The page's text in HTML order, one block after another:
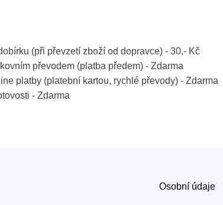
(při převzetí zboží od dopravce) - 30,- Kč
převodem (platba předem) - Zdarma
platby (platební kartou, rychlé převody) - Zdarma
- Zdarma
Osobní údaje